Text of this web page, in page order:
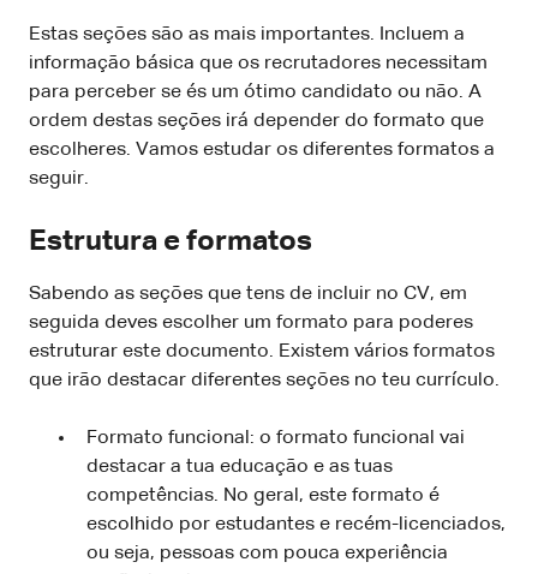
Estas seções são as mais importantes. Incluem a
informação básica que os recrutadores necessitam
para perceber se és um ótimo candidato ou não. A
ordem destas seções irá depender do formato que
escolheres. Vamos estudar os diferentes formatos a
seguir.
Estrutura e formatos
Sabendo as seções que tens de incluir no CV, em
seguida deves escolher um formato para poderes
estruturar este documento. Existem vários formatos
que irão destacar diferentes seções no teu currículo.
Formato funcional: o formato funcional vai
destacar a tua educação e as tuas
competências. No geral, este formato é
escolhido por estudantes e recém-licenciados,
ou seja, pessoas com pouca experiência